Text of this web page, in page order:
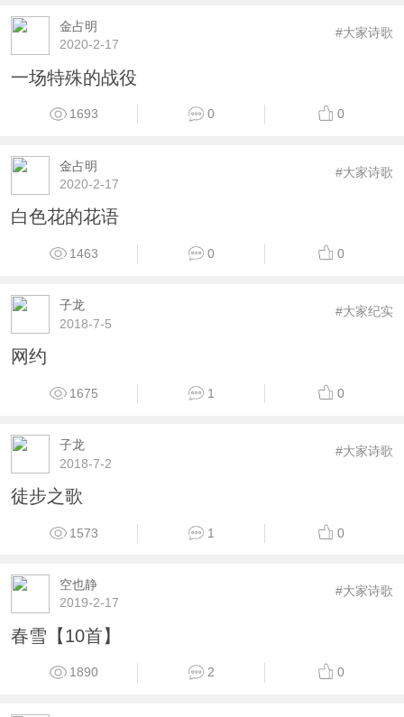
金占明
2020-2-17
#大家诗歌
一场特殊的战役
1693 0 0
金占明
2020-2-17
#大家诗歌
白色花的花语
1463 0 0
子龙
2018-7-5
#大家纪实
网约
1675 1 0
子龙
2018-7-2
#大家诗歌
徒步之歌
1573 1 0
空也静
2019-2-17
#大家诗歌
春雪【10首】
1890 2 0